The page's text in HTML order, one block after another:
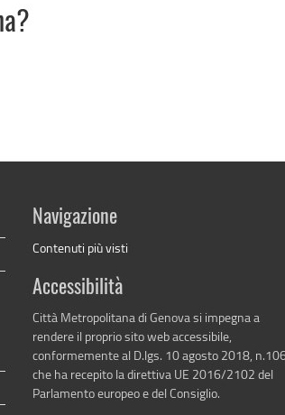
Navigazione
Contenuti più visti
Accessibilità
Città Metropolitana di Genova si impegna a
rendere il proprio sito web accessibile,
conformemente al D.lgs. 10 agosto 2018,
che ha recepito la direttiva UE 2016/2102 del
Parlamento europeo e del Consiglio.